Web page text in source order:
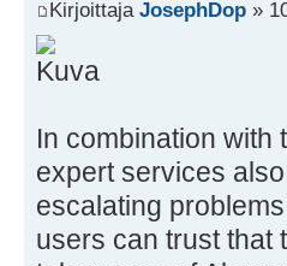
Kirjoittaja JosephDop »
In combination with
expert services
escalating
users can trust that